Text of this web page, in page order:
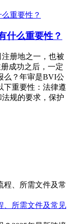
什么重要性？
册地之一，也被
成功之后，一定
么？年审是BVI公
下重要性：法律遵
规的要求，保护
、所需文件及常见